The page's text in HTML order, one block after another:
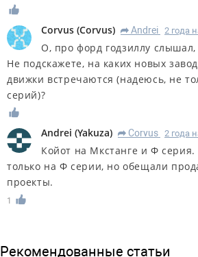
Corvus (Corvus) R Andrei 2 года
О, про форд годзиллу слышал,
Не подскажете, на каких новых
движки встречаются (надеюсь, не
серий)?
Andrei (Yakuza) R Corvus 2 года
Койот на Мкстанге и Ф серия.
только на Ф серии, но обещали
проекты.
1
Рекомендованные статьи